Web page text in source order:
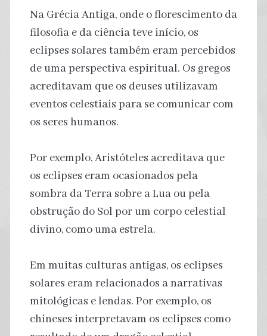
Na Grécia Antiga, onde o florescimento da
filosofia e da ciência teve início, os
eclipses solares também eram percebidos
de uma perspectiva espiritual. Os gregos
acreditavam que os deuses utilizavam
eventos celestiais para se comunicar com
os seres humanos.
Por exemplo, Aristóteles acreditava que
os eclipses eram ocasionados pela
sombra da Terra sobre a Lua ou pela
obstrução do Sol por um corpo celestial
divino, como uma estrela.
Em muitas culturas antigas, os eclipses
solares eram relacionados a narrativas
mitológicas e lendas. Por exemplo, os
chineses interpretavam os eclipses como